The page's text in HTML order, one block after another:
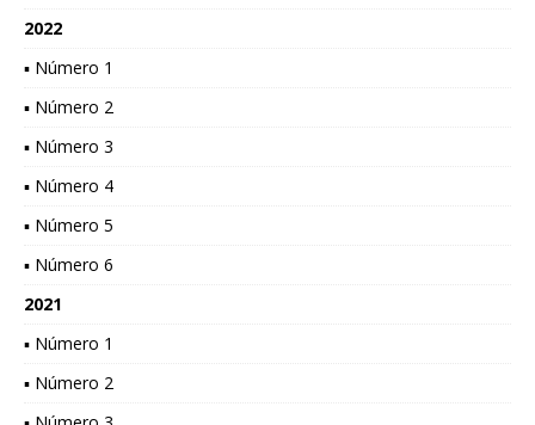
2022
▪ Número 1
▪ Número 2
▪ Número 3
▪ Número 4
▪ Número 5
▪ Número 6
2021
▪ Número 1
▪ Número 2